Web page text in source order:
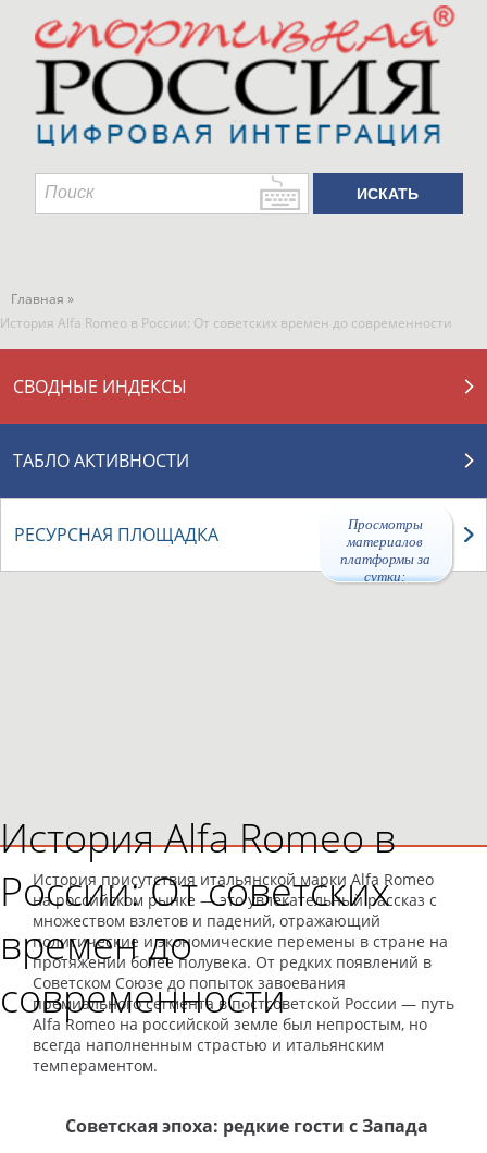
Просмотры
материалов
платформы за
сутки:
Главная »
История Alfa Romeo в России: От советских времен до современности
СВОДНЫЕ ИНДЕКСЫ
ТАБЛО АКТИВНОСТИ
РЕСУРСНАЯ ПЛОЩАДКА
История Alfa Romeo в
России: От советских
времен до
современности
История присутствия итальянской марки Alfa Romeo
на российском рынке — это увлекательный рассказ с
множеством взлетов и падений, отражающий
политические и экономические перемены в стране на
протяжении более полувека. От редких появлений в
Советском Союзе до попыток завоевания
премиального сегмента в постсоветской России — путь
Alfa Romeo на российской земле был непростым, но
всегда наполненным страстью и итальянским
темпераментом.
Советская эпоха: редкие гости с Запада